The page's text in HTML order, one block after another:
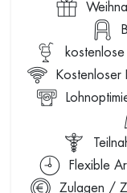
Kostenloser
Flexible
Zulagen /